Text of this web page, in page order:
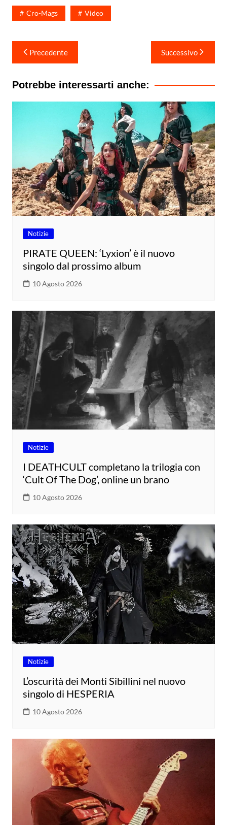
Cro-Mags Video
Navigazione
articoli
Precedente Successivo
Potrebbe interessarti anche:
Notizie
PIRATE QUEEN: ‘Lyxion’ è il nuovo
singolo dal prossimo album
10 Agosto 2026
Notizie
I DEATHCULT completano la trilogia con
‘Cult Of The Dog’, online un brano
10 Agosto 2026
Notizie
L’oscurità dei Monti Sibillini nel nuovo
singolo di HESPERIA
10 Agosto 2026